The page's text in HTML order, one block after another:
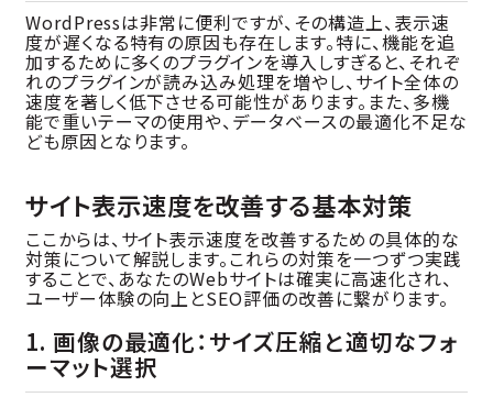
WordPressは非常に便利ですが、その構造上、表示速
度が遅くなる特有の原因も存在します。特に、機能を追
加するために多くのプラグインを導入しすぎると、それぞ
れのプラグインが読み込み処理を増やし、サイト全体の
速度を著しく低下させる可能性があります。また、多機
能で重いテーマの使用や、データベースの最適化不足な
ども原因となります。
サイト表示速度を改善する基本対策
ここからは、サイト表示速度を改善するための具体的な
対策について解説します。これらの対策を一つずつ実践
することで、あなたのWebサイトは確実に高速化され、
ユーザー体験の向上とSEO評価の改善に繋がります。
1. 画像の最適化：サイズ圧縮と適切なフォ
ーマット選択